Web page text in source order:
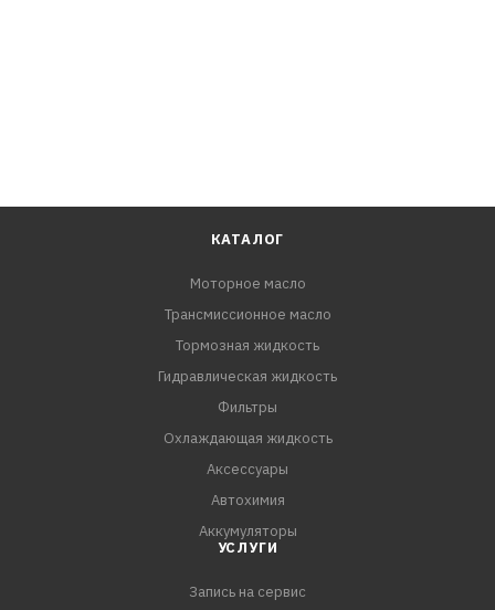
КАТАЛОГ
Моторное масло
Трансмиссионное масло
Тормозная жидкость
Гидравлическая жидкость
Фильтры
Охлаждающая жидкость
Аксессуары
Автохимия
Аккумуляторы
УСЛУГИ
Запись на сервис